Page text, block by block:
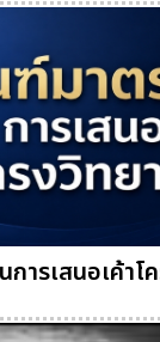
ารเสนอเค้า